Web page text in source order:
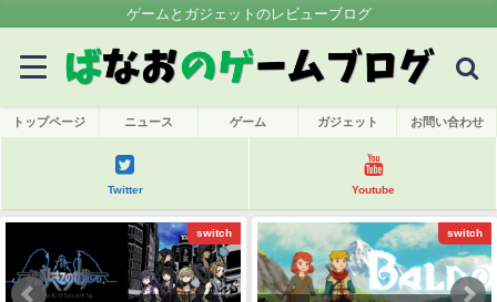
ゲームとガジェットのレビューブログ
トップページ ニュース ゲーム ガジェット お問い合わせ
Twitter Youtube
switch switch